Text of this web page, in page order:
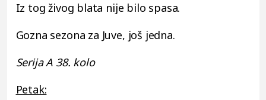
Iz tog živog blata nije bilo spasa.
Gozna sezona za Juve, još jedna.
Serija A 38. kolo
Petak: